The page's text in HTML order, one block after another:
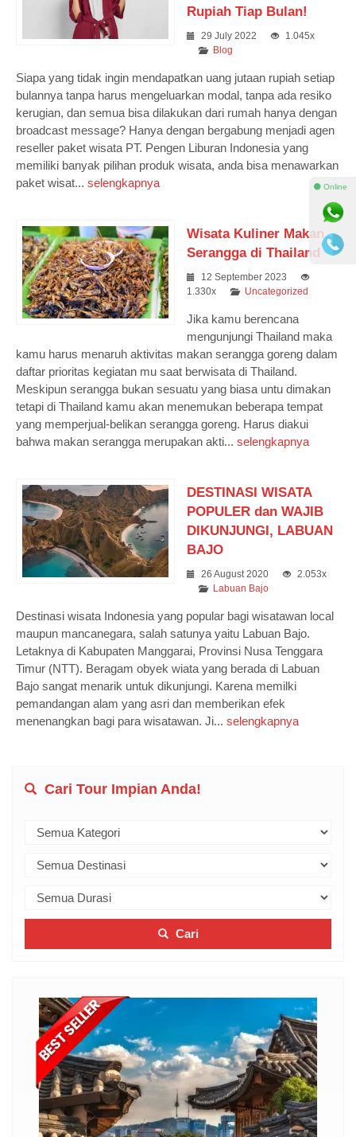
Rupiah Tiap Bulan!
29 July 2022
1.045x
Blog
Siapa yang tidak ingin mendapatkan uang jutaan rupiah setiap
bulannya tanpa harus mengeluarkan modal, tanpa ada resiko
kerugian, dan semua bisa dilakukan dari rumah hanya dengan
broadcast message? Hanya dengan bergabung menjadi agen
reseller paket wisata PT. Pengen Liburan Indonesia yang
memiliki banyak pilihan produk wisata, anda bisa menawarkan
paket wisat... selengkapnya
Wisata Kuliner Makan
Serangga di Thailand
12 September 2023
1.330x
Uncategorized
Jika kamu berencana
mengunjungi Thailand maka
kamu harus menaruh aktivitas makan serangga goreng dalam
daftar prioritas kegiatan mu saat berwisata di Thailand.
Meskipun serangga bukan sesuatu yang biasa untu dimakan
tetapi di Thailand kamu akan menemukan beberapa tempat
yang memperjual-belikan serangga goreng. Harus diakui
bahwa makan serangga merupakan akti... selengkapnya
DESTINASI WISATA
POPULER dan WAJIB
DIKUNJUNGI, LABUAN
BAJO
26 August 2020
2.053x
Labuan Bajo
Destinasi wisata Indonesia yang popular bagi wisatawan local
maupun mancanegara, salah satunya yaitu Labuan Bajo.
Letaknya di Kabupaten Manggarai, Provinsi Nusa Tenggara
Timur (NTT). Beragam obyek wiata yang berada di Labuan
Bajo sangat menarik untuk dikunjungi. Karena memilki
pemandangan alam yang asri dan memberikan efek
menenangkan bagi para wisatawan. Ji... selengkapnya
Cari Tour Impian Anda!
Cari
⚫ Online